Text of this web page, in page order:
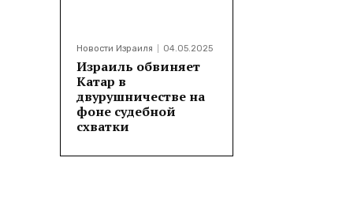
Новости Израиля 04.05.2025
Израиль обвиняет
Катар в
двурушничестве на
фоне судебной
схватки